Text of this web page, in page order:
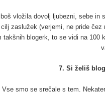
vložila dovolj ljubezni, sebe in
zaslužek (verjemi, ne pride
takšnih blogerk, to se vidi na
7. Si želiš
Vse smo se srečale s tem.